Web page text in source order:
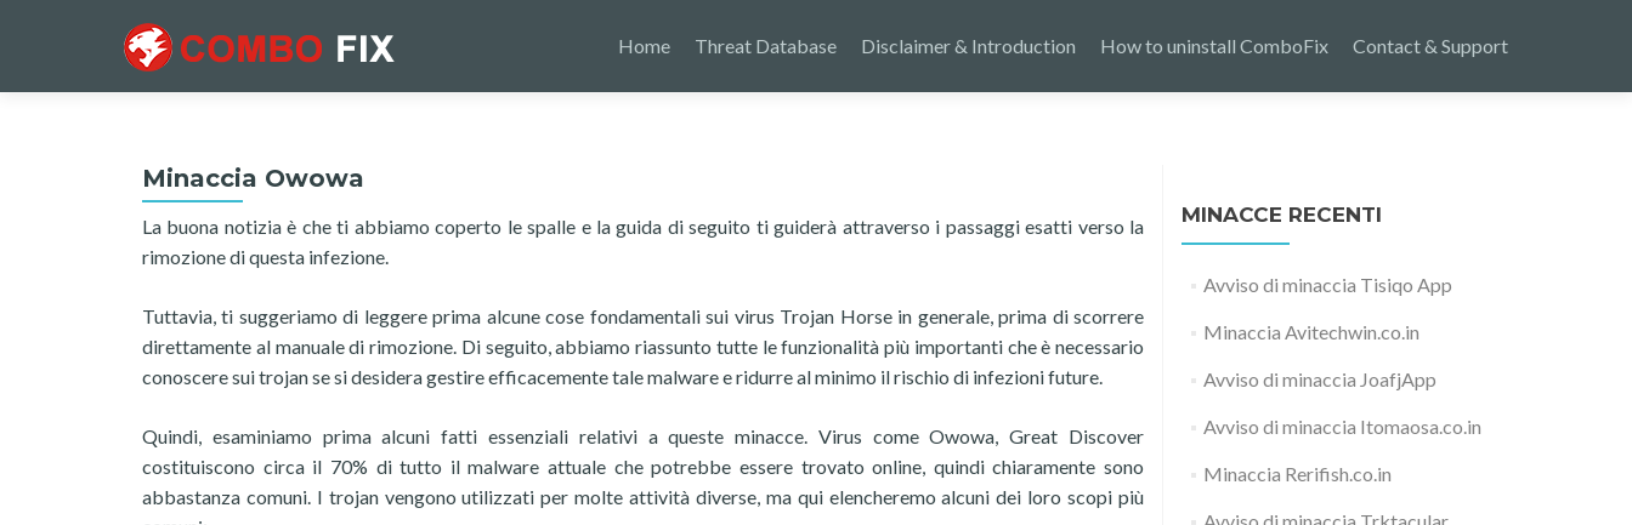
Home Threat Database Disclaimer & Introduction How to uninstall ComboFix Contact & Support
Minaccia Owowa
La buona notizia è che ti abbiamo coperto le spalle e la guida di seguito ti guiderà attraverso i passaggi esatti verso la
rimozione di questa infezione.
Tuttavia, ti suggeriamo di leggere prima alcune cose fondamentali sui virus Trojan Horse in generale, prima di scorrere
direttamente al manuale di rimozione. Di seguito, abbiamo riassunto tutte le funzionalità più importanti che è necessario
conoscere sui trojan se si desidera gestire efficacemente tale malware e ridurre al minimo il rischio di infezioni future.
Quindi, esaminiamo prima alcuni fatti essenziali relativi a queste minacce. Virus come Owowa, Great Discover
costituiscono circa il 70% di tutto il malware attuale che potrebbe essere trovato online, quindi chiaramente sono
abbastanza comuni. I trojan vengono utilizzati per molte attività diverse, ma qui elencheremo alcuni dei loro scopi più
MINACCE RECENTI
Avviso di minaccia Tisiqo App
Minaccia Avitechwin.co.in
Avviso di minaccia JoafjApp
Avviso di minaccia Itomaosa.co.in
Minaccia Rerifish.co.in